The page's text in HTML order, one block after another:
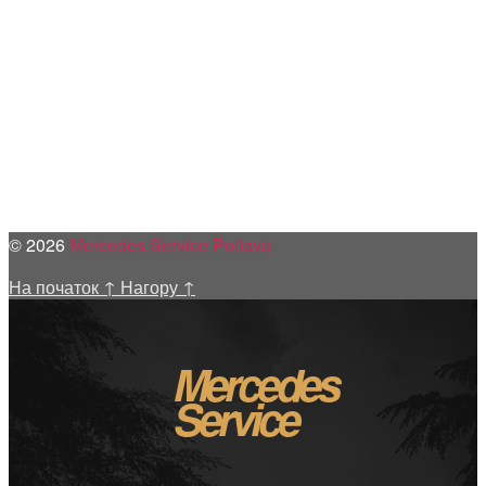
© 2026 Mercedes Service Poltava
На початок ↑ Нагору ↑
Mercedes
Service